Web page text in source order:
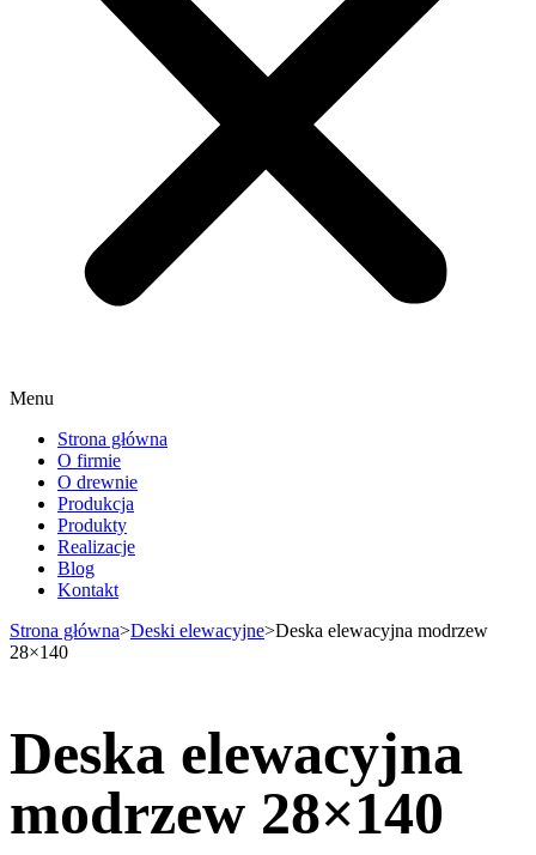
Menu
Strona główna
O firmie
O drewnie
Produkcja
Produkty
Realizacje
Blog
Kontakt
Strona główna>Deski elewacyjne>Deska elewacyjna modrzew
28×140
Deska elewacyjna
modrzew 28×140